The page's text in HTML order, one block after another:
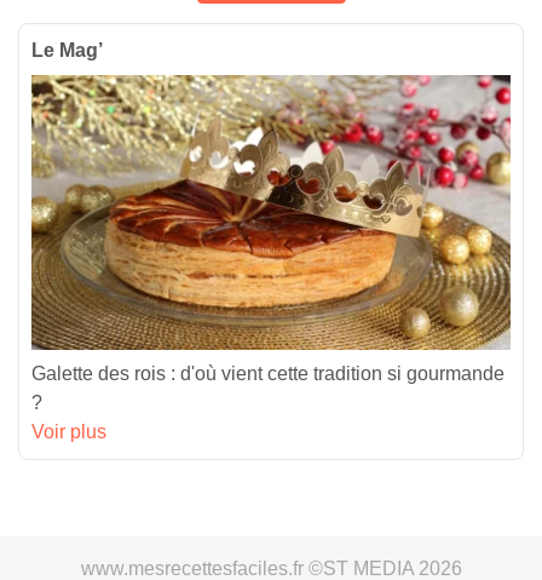
Le Mag’
Galette des rois : d'où vient cette tradition si gourmande
?
Voir plus
www.mesrecettesfaciles.fr ©ST MEDIA 2026